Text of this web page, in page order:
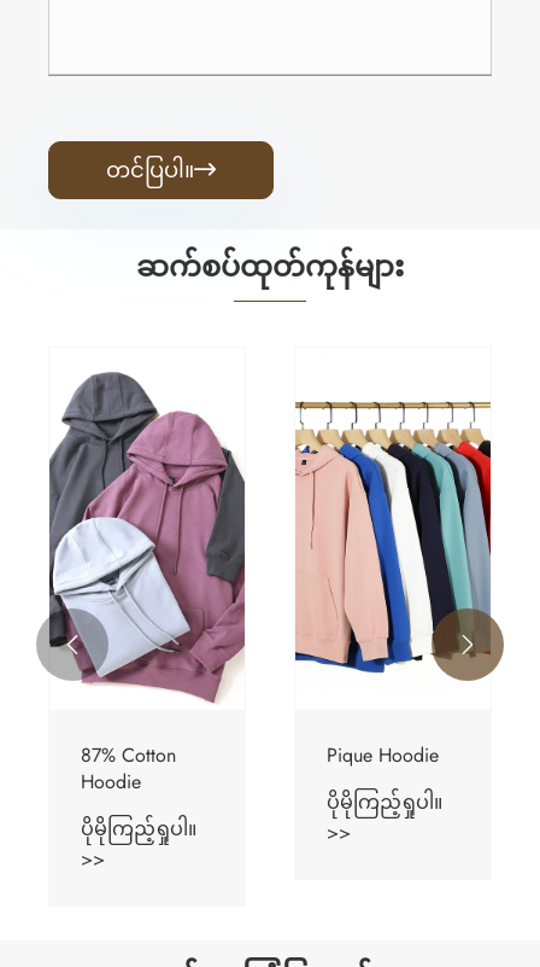
တင်ပြပါ။
ဆက်စပ်ထုတ်ကုန်များ
87% Cotton
Hoodie
ပိုမိုကြည့်ရှုပါ။
>>
Pique Hoodie
ပိုမိုကြည့်ရှုပါ။
>>
 